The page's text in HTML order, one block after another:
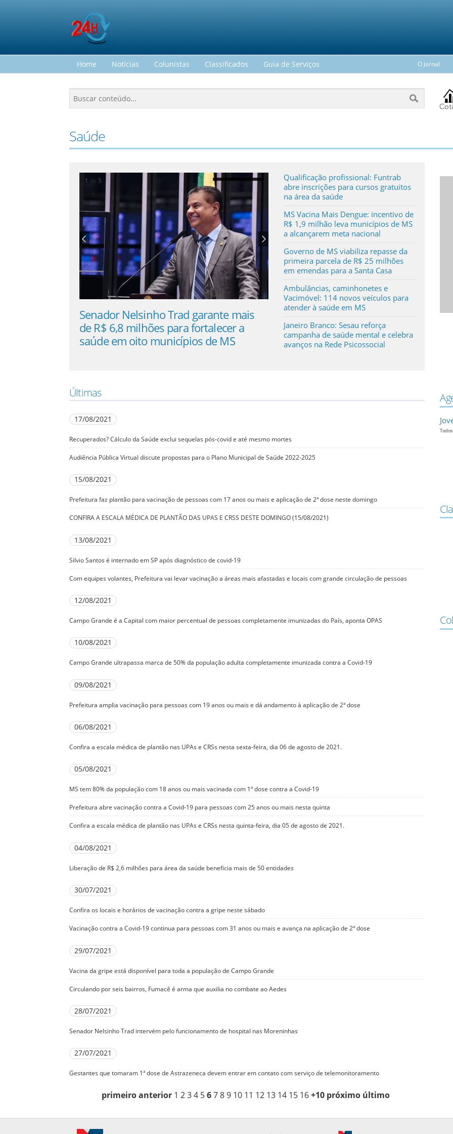
Home Notícias Colunistas Classificados Guia de Serviços O Jornal
Saúde
Senador Nelsinho Trad garante mais
de R$ 6,8 milhões para fortalecer a
saúde em oito municípios de MS
UBS, UPA, hospital ou Samu: você sabe,
caso a caso, onde buscar atendimento
no SUS?
Senador
municípios
1 de 5
Qualificação profissional: Funtrab
abre inscrições para cursos gratuitos
na área da saúde
MS Vacina Mais Dengue: incentivo de
R$ 1,9 milhão leva municípios de MS
a alcançarem meta nacional
Governo de MS viabiliza repasse da
primeira parcela de R$ 25 milhões
em emendas para a Santa Casa
Ambulâncias, caminhonetes e
Vacimóvel: 114 novos veículos para
atender à saúde em MS
Janeiro Branco: Sesau reforça
campanha de saúde mental e celebra
avanços na Rede Psicossocial
Últimas
17/08/2021
Recuperados? Cálculo da Saúde exclui sequelas pós-covid e até mesmo mortes
Audiência Pública Virtual discute propostas para o Plano Municipal de Saúde 2022-2025
15/08/2021
Prefeitura faz plantão para vacinação de pessoas com 17 anos ou mais e aplicação de 2ª dose neste domingo
CONFIRA A ESCALA MÉDICA DE PLANTÃO DAS UPAS E CRSS DESTE DOMINGO (15/08/2021)
13/08/2021
Silvio Santos é internado em SP após diagnóstico de covid-19
Com equipes volantes, Prefeitura vai levar vacinação a áreas mais afastadas e locais com grande circulação de pessoas
12/08/2021
Campo Grande é a Capital com maior percentual de pessoas completamente imunizadas do País, aponta OPAS
10/08/2021
Campo Grande ultrapassa marca de 50% da população adulta completamente imunizada contra a Covid-19
09/08/2021
Prefeitura amplia vacinação para pessoas com 19 anos ou mais e dá andamento à aplicação de 2ª dose
06/08/2021
Confira a escala médica de plantão nas UPAs e CRSs nesta sexta-feira, dia 06 de agosto de 2021.
05/08/2021
MS tem 80% da população com 18 anos ou mais vacinada com 1ª dose contra a Covid-19
Prefeitura abre vacinação contra a Covid-19 para pessoas com 25 anos ou mais nesta quinta
Confira a escala médica de plantão nas UPAs e CRSs nesta quinta-feira, dia 05 de agosto de 2021.
04/08/2021
Liberação de R$ 2,6 milhões para área da saúde beneficia mais de 50 entidades
30/07/2021
Confira os locais e horários de vacinação contra a gripe neste sábado
Vacinação contra a Covid-19 continua para pessoas com 31 anos ou mais e avança na aplicação de 2ª dose
29/07/2021
Vacina da gripe está disponível para toda a população de Campo Grande
Circulando por seis bairros, Fumacê é arma que auxilia no combate ao Aedes
28/07/2021
Senador Nelsinho Trad intervém pelo funcionamento de hospital nas Moreninhas
27/07/2021
Gestantes que tomaram 1ª dose de Astrazeneca devem entrar em contato com serviço de telemonitoramento
primeiroanterior 1 234 56789 10 11 12 13 14 15 16+10 próximo último